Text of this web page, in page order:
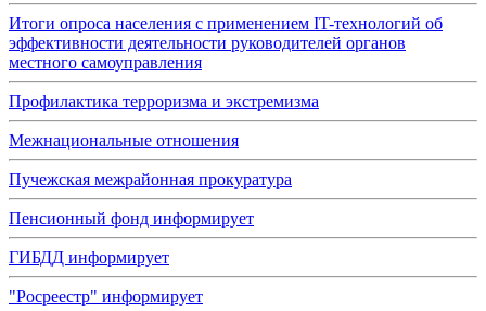
Итоги опроса населения с применением IT-технологий об
эффективности деятельности руководителей органов
местного самоуправления
Профилактика терроризма и экстремизма
Межнациональные отношения
Пучежская межрайонная прокуратура
Пенсионный фонд информирует
ГИБДД информирует
"Росреестр" информирует